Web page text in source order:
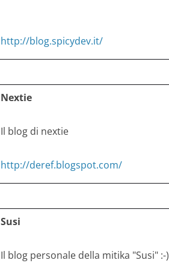
http://blog.spicydev.it/
Nextie
Il blog di nextie
http://deref.blogspot.com/
Susi
Il blog personale della mitika "Susi" :-)